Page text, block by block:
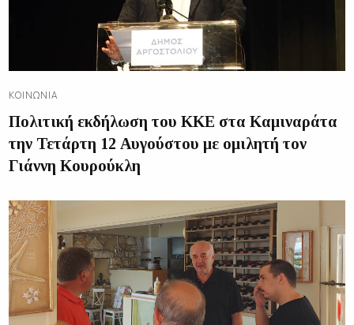
ΚΟΙΝΩΝΊΑ
Πολιτική εκδήλωση του ΚΚΕ στα Καμιναράτα
την Τετάρτη 12 Αυγούστου με ομιλητή τον
Γιάννη Κουρούκλη